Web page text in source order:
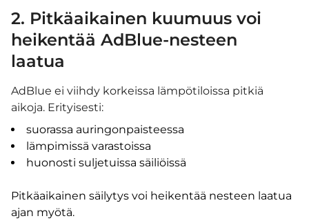
2. Pitkäaikainen kuumuus voi
heikentää AdBlue-nesteen
laatua
AdBlue ei viihdy korkeissa lämpötiloissa pitkiä
aikoja. Erityisesti:
suorassa auringonpaisteessa
lämpimissä varastoissa
huonosti suljetuissa säiliöissä
Pitkäaikainen säilytys voi heikentää nesteen laatua
ajan myötä.